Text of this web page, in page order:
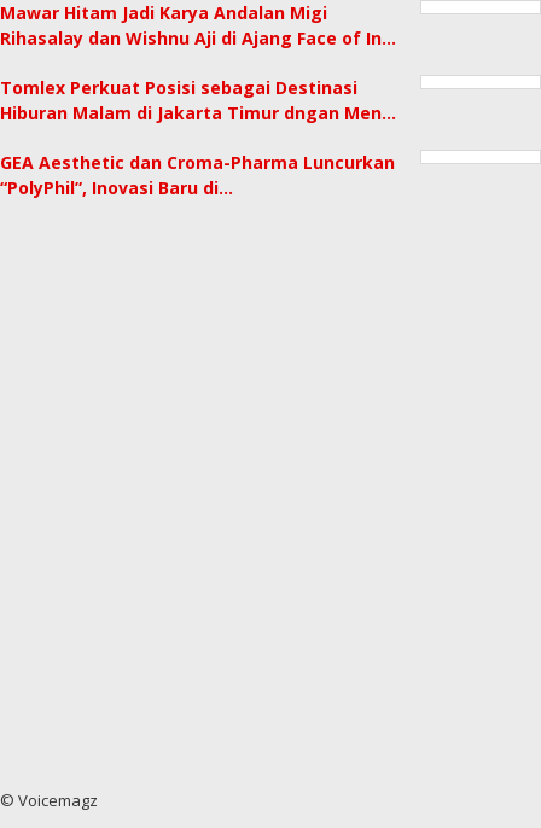
Mawar Hitam Jadi Karya Andalan Migi
Rihasalay dan Wishnu Aji di Ajang Face of In…
Tomlex Perkuat Posisi sebagai Destinasi
Hiburan Malam di Jakarta Timur dngan Men…
GEA Aesthetic dan Croma-Pharma Luncurkan
“PolyPhil”, Inovasi Baru di…
© Voicemagz